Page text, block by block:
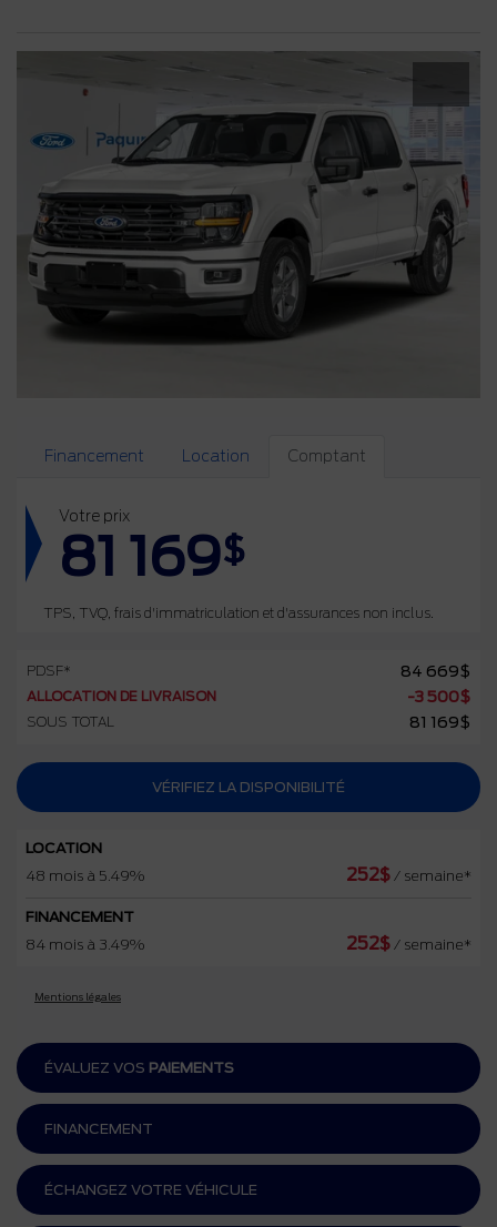
Financement Location Comptant
Votre prix
81 169$
TPS, TVQ, frais d'immatriculation et d'assurances non inclus.
PDSF* 84 669$
ALLOCATION DE LIVRAISON -3 500$
SOUS TOTAL 81 169$
VÉRIFIEZ LA DISPONIBILITÉ
LOCATION
48 mois à 5.49%
252$ / semaine*
FINANCEMENT
84 mois à 3.49%
252$ / semaine*
Mentions légales
ÉVALUEZ VOS PAIEMENTS
FINANCEMENT
ÉCHANGEZ VOTRE VÉHICULE